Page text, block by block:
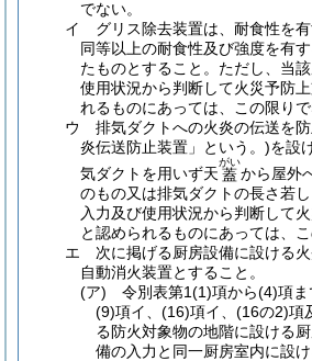
でない。
イ
グリス除去装置は、耐食性を
同等以上の耐食性及び強度を有
たものとすること。 ただし、当
使用状況から判断して火災予防
れるものにあっては、この限りで
ウ
排気ダクトへの火炎の伝送を
炎伝送防止装置」という。)を設
気ダクトを用いず天 蓋
がい
から屋外
のもの又は排気ダクトの長さ若
入力及び使用状況から判断して
と認められるものにあっては、こ
エ
次に掲げる厨房設備に設ける火
自動消火装置とすること。
(ア)
令別表第1(1)項から(4)項ま
(9)項イ、(16)項イ、(16の2)項
る防火対象物の地階に設ける
備の入力と同一厨房室内に設